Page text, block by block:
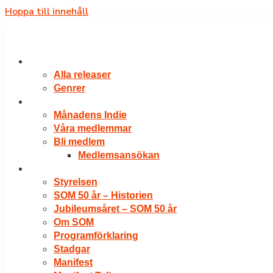
Hoppa till innehåll
Alla releaser
Genrer
Månadens Indie
Våra medlemmar
Bli medlem
Medlemsansökan
Styrelsen
SOM 50 år – Historien
Jubileumsåret – SOM 50 år
Om SOM
Programförklaring
Stadgar
Manifest